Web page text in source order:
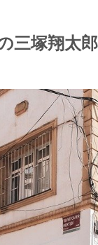
三塚翔太